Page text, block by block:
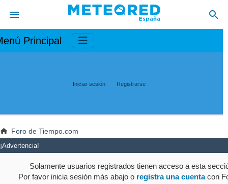
Principal
Iniciar sesión Registrarse
Foro de Tiempo.com
¡Advertencia!
Solamente usuarios registrados tienen acceso a esta
Por favor inicia sesión más abajo o registra una cuentacon